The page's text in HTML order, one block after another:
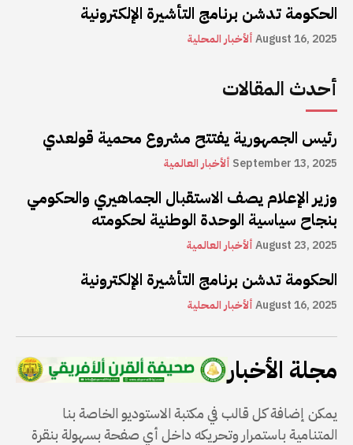
الحكومة تدشن برنامج التأشيرة الإلكترونية
ألأخبار المحليةAugust 16, 2025
أحدث المقالات
رئيس الجمهورية يفتتح مشروع محمية قولعدي
ألأخبار العالمية September 13, 2025
وزير الإعلام يصف الاستقبال الجماهيري والحكومي
بنجاح سياسية الوحدة الوطنية لحكومته
ألأخبار العالميةAugust 23, 2025
الحكومة تدشن برنامج التأشيرة الإلكترونية
ألأخبار المحليةAugust 16, 2025
مجلة الأخبار
يمكن إضافة كل قالب في مكتبة الاستوديو الخاصة بنا
المتنامية باستمرار وتحريكه داخل أي صفحة بسهولة بنقرة